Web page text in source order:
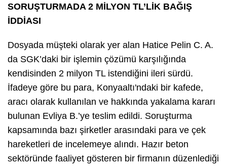
SORUŞTURMADA 2 MİLYON TL’LİK BAĞIŞ
İDDİASI
Dosyada müşteki olarak yer alan Hatice Pelin C. A.
da SGK’daki bir işlemin çözümü karşılığında
kendisinden 2 milyon TL istendiğini ileri sürdü.
İfadeye göre bu para, Konyaaltı'ndaki bir kafede,
aracı olarak kullanılan ve hakkında yakalama kararı
bulunan Evliya B.’ye teslim edildi. Soruşturma
kapsamında bazı şirketler arasındaki para ve çek
hareketleri de incelemeye alındı. Hazır beton
sektöründe faaliyet gösteren bir firmanın düzenlediği